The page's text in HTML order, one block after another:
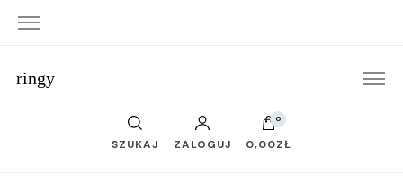
ringy
SZUKAJ ZALOGUJ
0
0,00ZŁ